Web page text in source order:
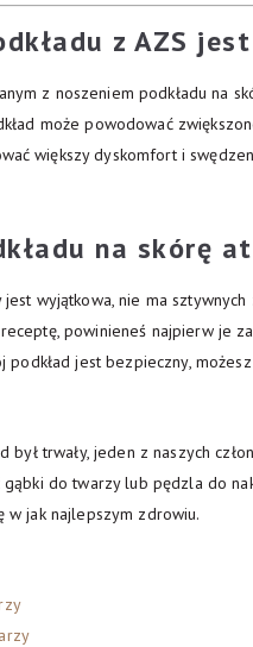
z AZS
z noszeniem podkładu na
może powodować
większy dyskomfort i
na skórę
wyjątkowa, nie ma
powinieneś najpierw je
jest bezpieczny,
był trwały, jeden z naszych
do twarzy lub pędzla do
w jak najlepszym zdrowiu.